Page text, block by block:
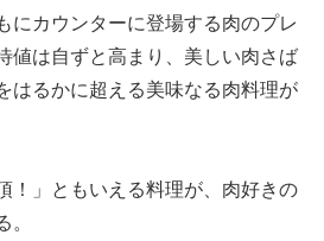
にカウンターに登場する肉のプレ
値は自ずと高まり、美しい肉さば
はるかに超える美味なる肉料理が
！」ともいえる料理が、肉好きの